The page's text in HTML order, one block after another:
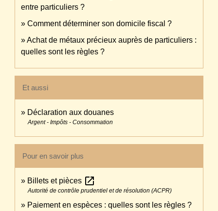
entre particuliers ?
Comment déterminer son domicile fiscal ?
Achat de métaux précieux auprès de particuliers :
quelles sont les règles ?
Et aussi
Déclaration aux douanes
Argent - Impôts - Consommation
Pour en savoir plus
Billets et pièces open_in_new
Autorité de contrôle prudentiel et de résolution (ACPR)
Paiement en espèces : quelles sont les règles ?